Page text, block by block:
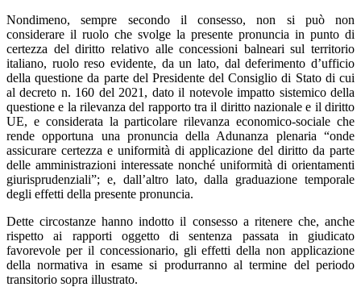
Nondimeno, sempre secondo il consesso, non si può non
considerare il ruolo che svolge la presente pronuncia in punto di
certezza del diritto relativo alle concessioni balneari sul territorio
italiano, ruolo reso evidente, da un lato, dal deferimento d’ufficio
della questione da parte del Presidente del Consiglio di Stato di cui
al decreto n. 160 del 2021, dato il notevole impatto sistemico della
questione e la rilevanza del rapporto tra il diritto nazionale e il diritto
UE, e considerata la particolare rilevanza economico-sociale che
rende opportuna una pronuncia della Adunanza plenaria “onde
assicurare certezza e uniformità di applicazione del diritto da parte
delle amministrazioni interessate nonché uniformità di orientamenti
giurisprudenziali”; e, dall’altro lato, dalla graduazione temporale
degli effetti della presente pronuncia.
Dette circostanze hanno indotto il consesso a ritenere che, anche
rispetto ai rapporti oggetto di sentenza passata in giudicato
favorevole per il concessionario, gli effetti della non applicazione
della normativa in esame si produrranno al termine del periodo
transitorio sopra illustrato.